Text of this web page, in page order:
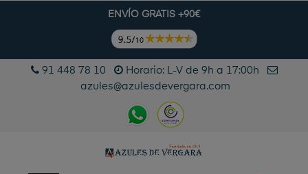
ENVÍO GRATIS +90€
91 448 78 10
Horario: L-V de 9h a 17:00h
azules@azulesdevergara.com